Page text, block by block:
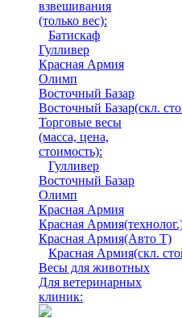
взвешивания
(только вес):
Батискаф
Гулливер
Красная Армия
Олимп
Восточный Базар
Восточный Базар(скл.
Торговые весы
(масса, цена,
стоимость):
Гулливер
Восточный Базар
Олимп
Красная Армия
Красная
Красная Армия(Авто Т)
Красная Армия(скл.
Весы для животных
Для ветеринарных
клиник: